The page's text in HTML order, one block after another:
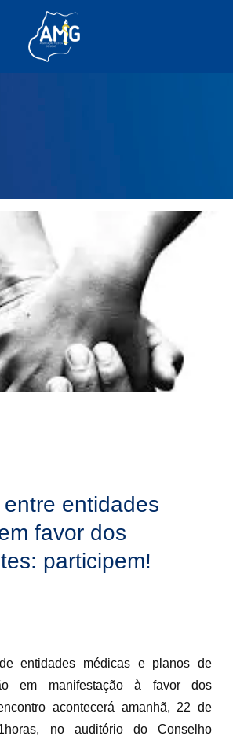
entidades
favor dos
participem!
de entidades médicas e planos de
em manifestação à favor dos
acontecerá amanhã, 22 de
no auditório do Conselho